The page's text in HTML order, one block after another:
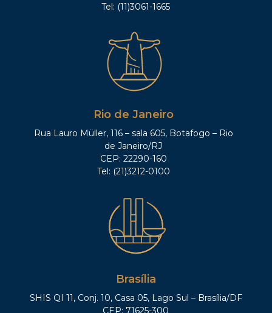
Tel: (11)3061-1665
Rio de Janeiro
Rua Lauro Müller, 116 – sala 605, Botafogo – Rio
de Janeiro/RJ
CEP: 22290-160
Tel: (21)3212-0100
Brasília
SHIS QI 11, Conj. 10, Casa 05, Lago Sul – Brasília/DF
CEP: 71625-300